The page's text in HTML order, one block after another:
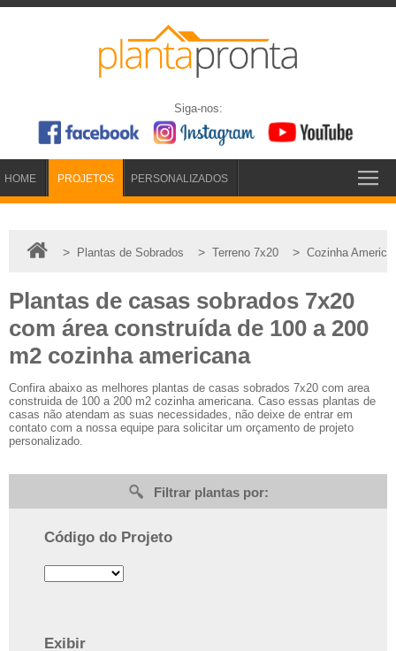
Siga-nos:
HOME PROJETOS PERSONALIZADOS
> Plantas de Sobrados > Terreno 7x20 > Cozinha
Plantas de casas sobrados 7x20
com área construída de 100 a 200
m2 cozinha americana
Confira abaixo as melhores plantas de casas sobrados 7x20 com area
construida de 100 a 200 m2 cozinha americana. Caso essas plantas de
casas não atendam as suas necessidades, não deixe de entrar em
contato com a nossa equipe para solicitar um orçamento de projeto
personalizado.
Filtrar plantas por:
Código do Projeto
Exibir